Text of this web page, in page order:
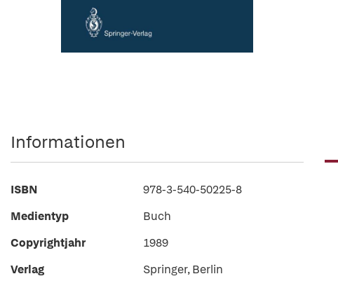
Informationen
ISBN
978-3-540-50225-8
Medientyp
Buch
Copyrightjahr
1989
Verlag
Springer, Berlin